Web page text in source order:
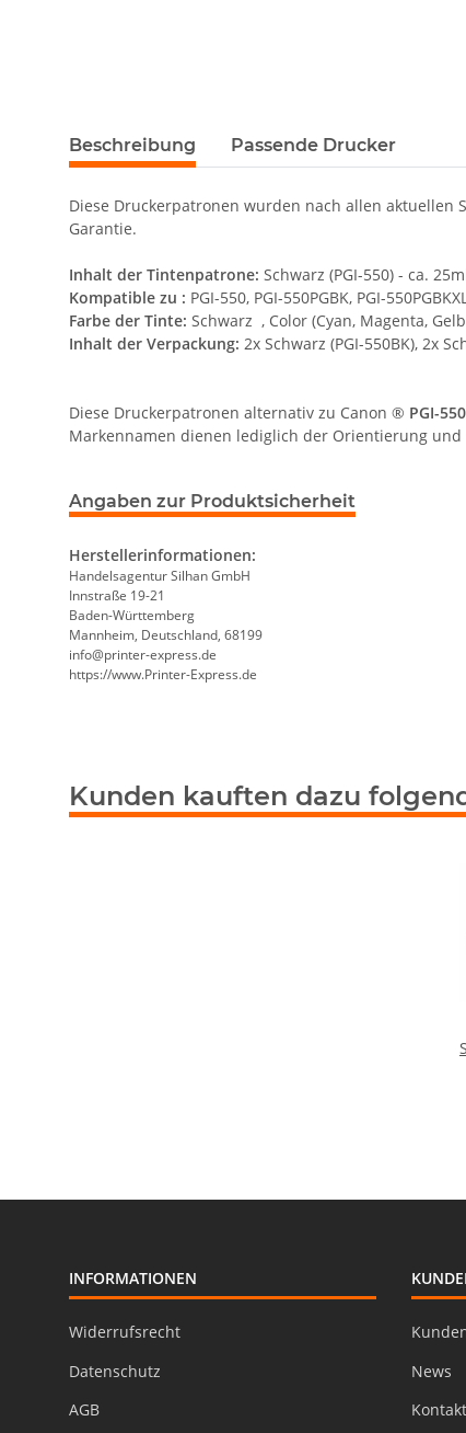
Beschreibung Passende Drucker
Diese Druckerpatronen wurden nach allen
Garantie.
Inhalt der Tintenpatrone: Schwarz (PGI-550) - ca.
Kompatible zu : PGI-550, PGI-550PGBK, PGI-
Farbe der Tinte: Schwarz , Color (Cyan, Magenta,
Inhalt der Verpackung: 2x Schwarz (PGI-550BK), 2x
Diese Druckerpatronen alternativ zu Canon ® PGI-550
Markennamen dienen lediglich der Orientierung
Angaben zur Produktsicherheit
Herstellerinformationen:
Handelsagentur Silhan GmbH
Innstraße 19-21
Baden-Württemberg
Mannheim, Deutschland, 68199
info@printer-express.de
https://www.Printer-Express.de
Kunden kauften dazu
INFORMATIONEN
Widerrufsrecht
Datenschutz
AGB
News
Kontakt